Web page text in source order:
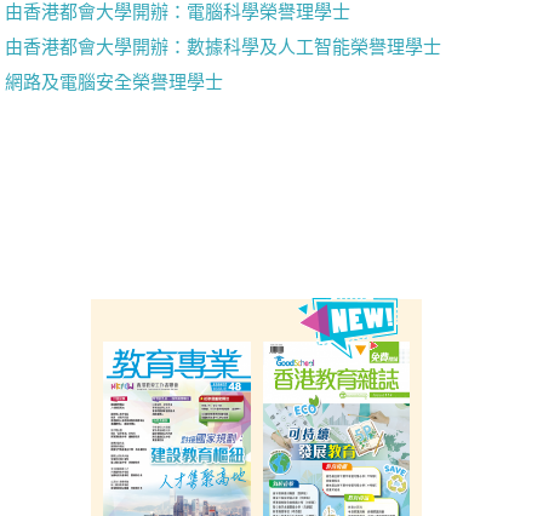
由香港都會大學開辦：電腦科學榮譽理學士
由香港都會大學開辦：數據科學及人工智能榮譽理學士
網路及電腦安全榮譽理學士